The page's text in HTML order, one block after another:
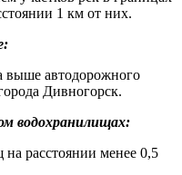
1 км от них.
автодорожного
Дивногорск.
водохранилищах:
расстоянии менее 0,5